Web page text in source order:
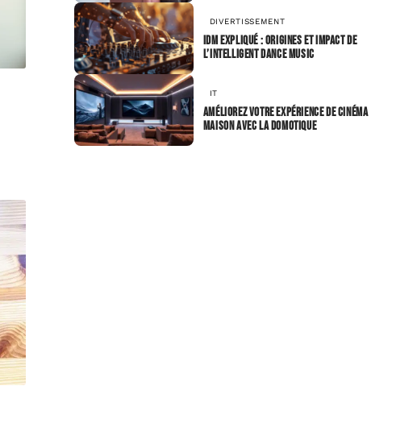
DIVERTISSEMENT
IDM expliqué : origines et impact de
l’Intelligent Dance Music
IT
Améliorez votre expérience de cinéma
maison avec la domotique